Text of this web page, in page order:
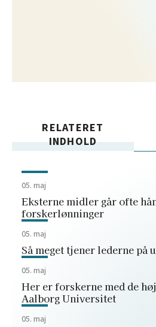
RELATERET
INDHOLD
05. maj
Eksterne midler går ofte
forskerlønninger
05. maj
Så meget tjener lederne på
05. maj
Her er forskerne med de
Aalborg Universitet
05. maj